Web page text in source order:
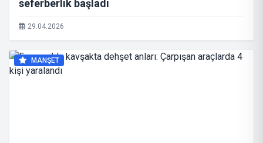
seferberlik başladı
29.04.2026
MANŞET